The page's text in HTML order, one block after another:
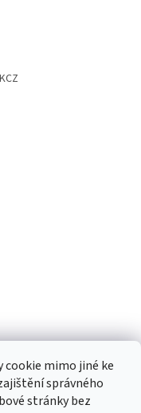
cookie mimo jiné ke
správného
stránky bez